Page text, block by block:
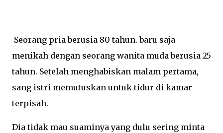
Seorang pria berusia 80 tahun. baru saja
menikah dengan seorang wanita muda berusia 25
tahun. Setelah menghabiskan malam pertama,
sang istri memutuskan untuk tidur di kamar
terpisah.
Dia tidak mau suaminya yang dulu sering minta